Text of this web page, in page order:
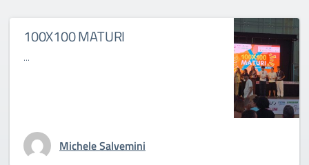
100X100 MATURI
...
Michele Salvemini